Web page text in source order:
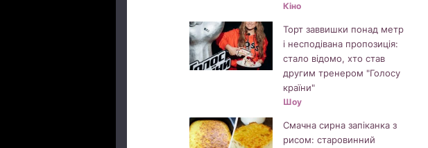
Кіно
Торт заввишки понад метр
і несподівана пропозиція:
стало відомо, хто став
другим тренером "Голосу
країни"
Шоу
Смачна сирна запіканка з
рисом: старовинний